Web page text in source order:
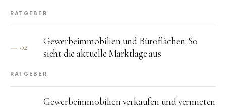
RATGEBER
— 02
Gewerbeimmobilien und Büroflächen: So
sieht die aktuelle Marktlage aus
RATGEBER
Gewerbeimmobilien verkaufen und vermieten